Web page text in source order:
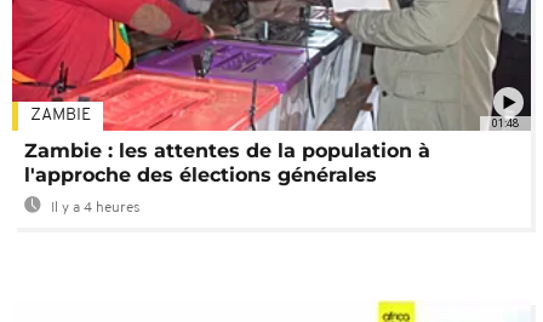
01:48
ZAMBIE
Zambie : les attentes de la population à
l'approche des élections générales
Il y a 4 heures